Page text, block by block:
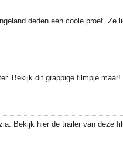
deden een coole proef.
Bekijk dit grappige filmpje maar!
Bekijk hier de trailer van deze